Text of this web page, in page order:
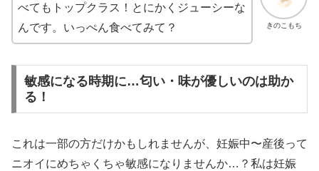
きのこもち
べてもトップクラス！とにかくジューシーな
んです。いっぺん食べてみて？
敏感になる時期に…匂い・味が優しいのは助か
る！
これは一部の方だけかもしれませんが、妊娠中〜産後って
ニオイにめちゃくちゃ敏感になりませんか…？私は妊娠